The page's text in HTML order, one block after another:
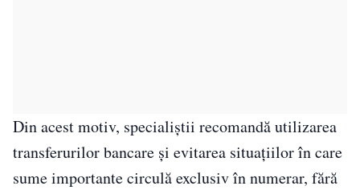
Din acest motiv, specialiștii recomandă utilizarea
transferurilor bancare și evitarea situațiilor în care
sume importante circulă exclusiv în numerar, fără